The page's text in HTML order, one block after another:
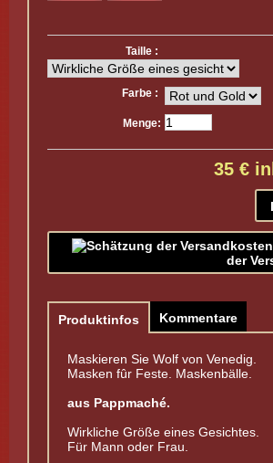
Taille :
Farbe :
Menge:
35 €
der
Produktinfos Kommentare
Maskieren Sie Wolf von Venedig.
Masken fûr Feste. Maskenbälle.
aus Pappmaché.
Wirkliche Größe eines Gesichtes.
Für Mann oder Frau.